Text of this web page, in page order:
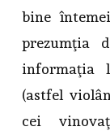
bine
prezumţia
informaţia
(astfel
cei